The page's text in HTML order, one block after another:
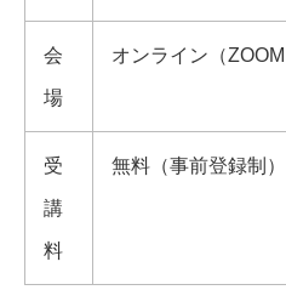
会
場
オンライン（ZOOM
受
講
料
無料（事前登録制）